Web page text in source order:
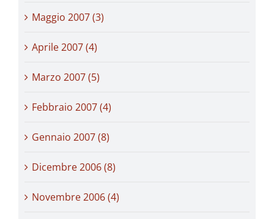
Maggio 2007 (3)
Aprile 2007 (4)
Marzo 2007 (5)
Febbraio 2007 (4)
Gennaio 2007 (8)
Dicembre 2006 (8)
Novembre 2006 (4)